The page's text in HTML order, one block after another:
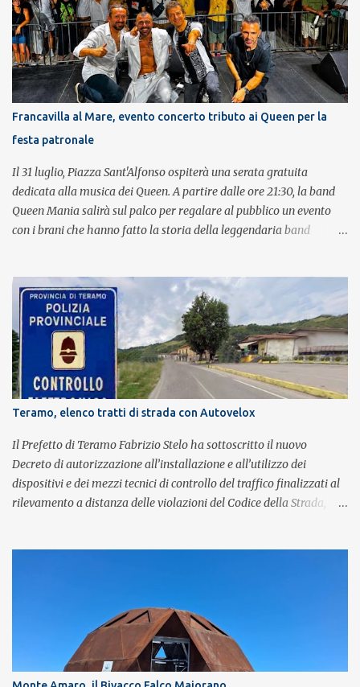
Francavilla al Mare, evento concerto tributo ai Queen per la
festa patronale
Il 31 luglio, Piazza Sant'Alfonso ospiterà una serata gratuita
dedicata alla musica dei Queen. A partire dalle ore 21:30, la band
Queen Mania salirà sul palco per regalare al pubblico un evento
con i brani che hanno fatto la storia della leggendaria band
con grande successo la passione e l'energia del celebre gruppo. Lo
spettacolo si inserisce nell'ambito dei festeggiamenti in onore di
Sant'Alfonso, il santo patrono della città. La formazione sul palco è
composta da Simone Fortuna alla batteria e voce, Fabrizio
Palermo al basso e voce, Tiziano Giampieri alla chitarra e voce, e
Salvo Vinci alla voce. Salvo Vinci è la voce scelta direttamente da
Brian May e Roger Taylor per il musical We Will Rock You.
Teramo, elenco tratti di strada con Autovelox
Il Prefetto di Teramo Fabrizio Stelo ha sottoscritto il nuovo
Decreto di autorizzazione all’installazione e all’utilizzo dei
dispositivi e dei mezzi tecnici di controllo del traffico finalizzati al
rilevamento a distanza delle violazioni del Codice della Strada,
del C.d.S., in particolare del superamento dei limiti di velocità. Il
provvedimento, spiega il Prefetto, è stato emanato a seguito del
completamento dell’istruttoria da parte della Polizia Stradale di
Teramo, integrando il precedente con i tratti stradali per i quali è